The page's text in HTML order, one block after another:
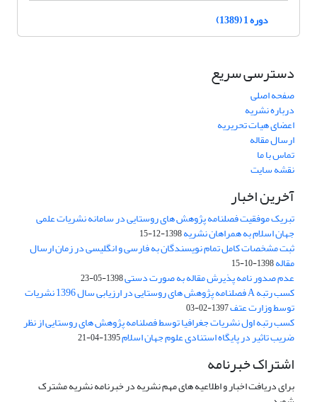
دوره 1 (1389)
دسترسی سریع
صفحه اصلی
درباره نشریه
اعضای هیات تحریریه
ارسال مقاله
تماس با ما
نقشه سایت
آخرین اخبار
تبریک موفقیت فصلنامه پژوهش های روستایی در سامانه نشریات علمی
جهان اسلام به همراهان نشریه1398-12-15
ثبت مشخصات کامل تمام نویسندگان به فارسی و انگلیسی در زمان ارسال
مقاله1398-10-15
عدم صدور نامه پذیرش مقاله به صورت دستی1398-05-23
کسب رتبه A فصلنامه پژوهش های روستایی در ارزیابی سال 1396 نشریات
توسط وزارت عتف1397-02-03
کسب رتبه اول نشریات جغرافیا توسط فصلنامه پژوهش های روستایی از نظر
ضریب تاثیر در پایگاه استنادی علوم جهان اسلام1395-04-21
اشتراک خبرنامه
برای دریافت اخبار و اطلاعیه های مهم نشریه در خبرنامه نشریه مشترک